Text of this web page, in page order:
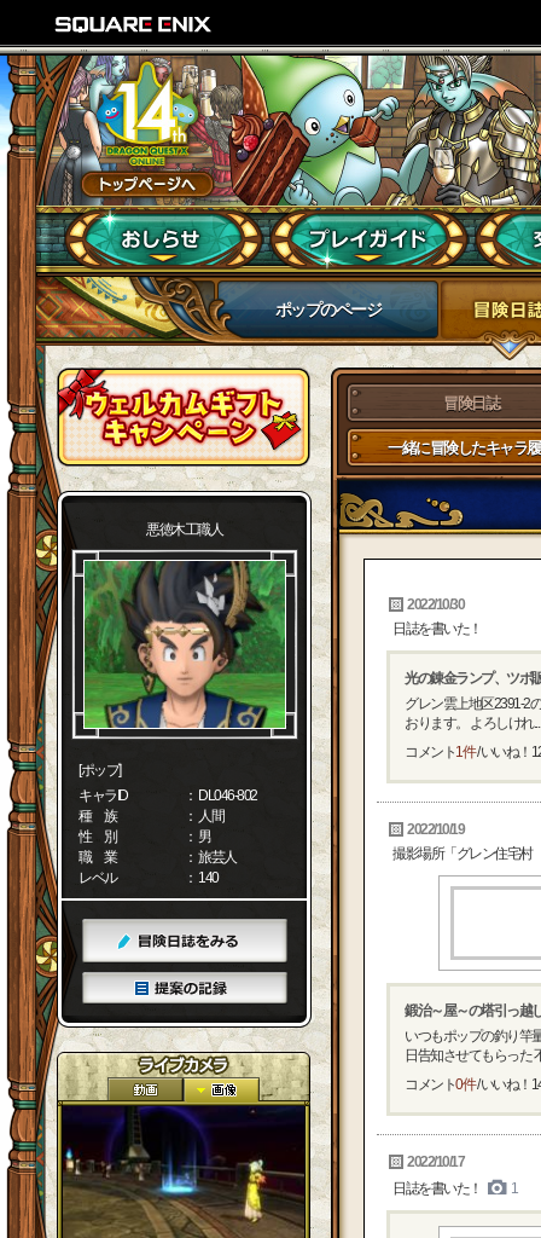
ポップのページ
悪徳木工職人
[ポップ]
キャラID
： DL046-802
種 族
： 人間
性 別
： 男
職 業
： 旅芸人
レベル
： 140
冒険日誌
一緒に冒険したキャラ
2022/10/30
日誌を書いた！
光の錬金ランプ、ツボ
グレン雲上地区2391-
おります。 よろしけれ...
コメント1件/ いいね！
2022/10/19
撮影場所「グレン住宅
鍛治～屋～の塔引っ越
いつもポップの釣り竿
日告知させてもらった
コメント0件/ いいね！
2022/10/17
日誌を書いた！
1